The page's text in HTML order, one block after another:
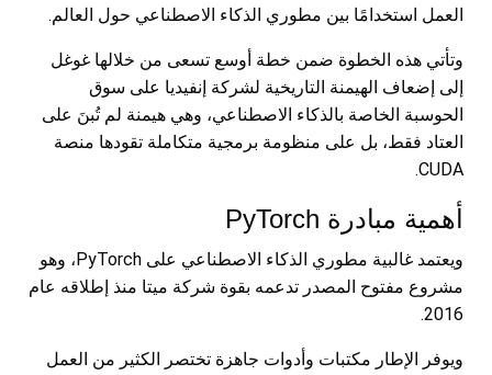
العمل استخدامًا بين مطوري الذكاء الاصطناعي حول العالم.
وتأتي هذه الخطوة ضمن خطة أوسع تسعى من خلالها غوغل
إلى إضعاف الهيمنة التاريخية لشركة إنفيديا على سوق
الحوسبة الخاصة بالذكاء الاصطناعي، وهي هيمنة لم تُبنَ على
العتاد فقط، بل على منظومة برمجية متكاملة تقودها منصة
CUDA.
أهمية مبادرة PyTorch
ويعتمد غالبية مطوري الذكاء الاصطناعي على PyTorch، وهو
مشروع مفتوح المصدر تدعمه بقوة شركة ميتا منذ إطلاقه عام
2016.
ويوفر الإطار مكتبات وأدوات جاهزة تختصر الكثير من العمل